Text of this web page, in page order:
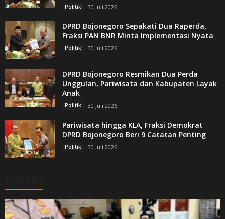
Politik 30 Juli 2026
DPRD Bojonegoro Sepakati Dua Raperda,
Fraksi PAN BNR Minta Implementasi Nyata
Politik 30 Juli 2026
DPRD Bojonegoro Resmikan Dua Perda
Unggulan, Pariwisata dan Kabupaten Layak
Anak
Politik 30 Juli 2026
Pariwisata hingga KLA, Fraksi Demokrat
DPRD Bojonegoro Beri 9 Catatan Penting
Politik 30 Juli 2026